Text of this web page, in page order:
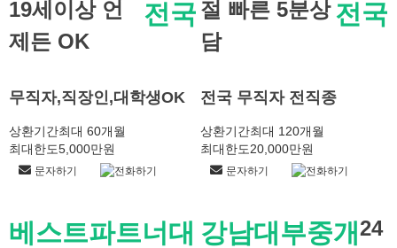
전국
19세이상 언
제든 OK
무직자,직장인,대학생OK
상환기간최대 60개월
최대한도5,000만원
문자하기 전화하기
전국
절 빠른 5분상
담
전국 무직자 전직종
상환기간최대 120개월
최대한도20,000만원
문자하기 전화하기
베스트파트너대 강남대부중개 24